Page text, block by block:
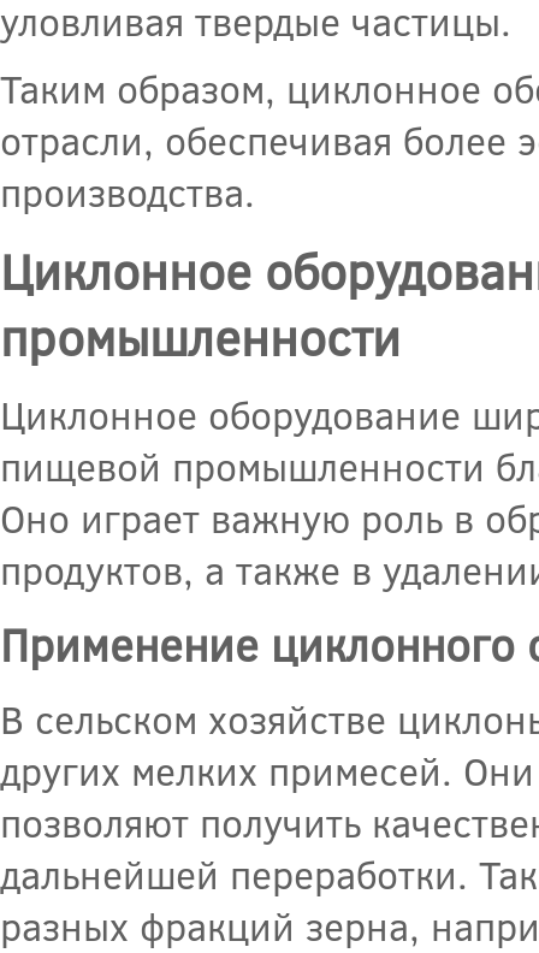
уловливая твердые частицы.
Таким образом, циклонное
отрасли, обеспечивая
производства.
Циклонное
промышленности
Циклонное оборудование
пищевой промышленности
Оно играет важную роль в
продуктов, а также в
Применение циклонного
В сельском хозяйстве
других мелких примесей.
позволяют получить
дальнейшей переработки.
разных фракций зерна,